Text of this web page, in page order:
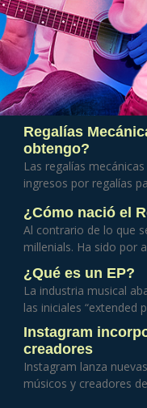
Regalías
obtengo?
Las regalías
ingresos por regalías
¿Cómo nació el
Al contrario de lo que
millenials. Ha sido por
¿Qué es un EP?
La industria musical
las iniciales “extended
Instagram
creadores
Instagram lanza
músicos y creadores